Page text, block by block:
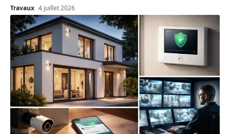
Travaux 4 juillet 2026